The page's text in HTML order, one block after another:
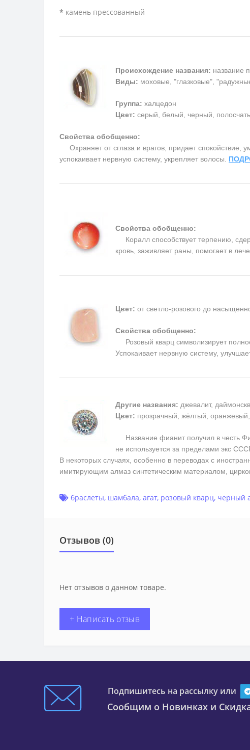
* камень прессованный
Происхождение названия: название
Виды: моховые, "глазковые",
Группа: халцедон
Цвет: серый, белый, черный,
Свойства обобщенно:
Охраняет от сглаза и врагов, придает спокойствие,
успокаивает нервную систему, укрепляет волосы.
Свойства обобщенно:
Коралл способствует терпению,
кровь, заживляет раны, помогает в
Цвет: от светло-розового до
Свойства обобщенно:
Розовый кварц символизирует
Успокаивает нервную систему,
Другие названия: джевалит,
Цвет: прозрачный, жёлтый,
Название фианит получил в честь
не используется за пределами экс
В некоторых случаях, особенно в переводах с
имитирующим алмаз синтетическим материалом,
браслеты, шамбала, агат, розовый кварц, черный
Отзывов (0)
Нет отзывов о данном товаре.
+ Написать отзыв
Подпишитесь на рассылку или
Сообщим о Новинках и